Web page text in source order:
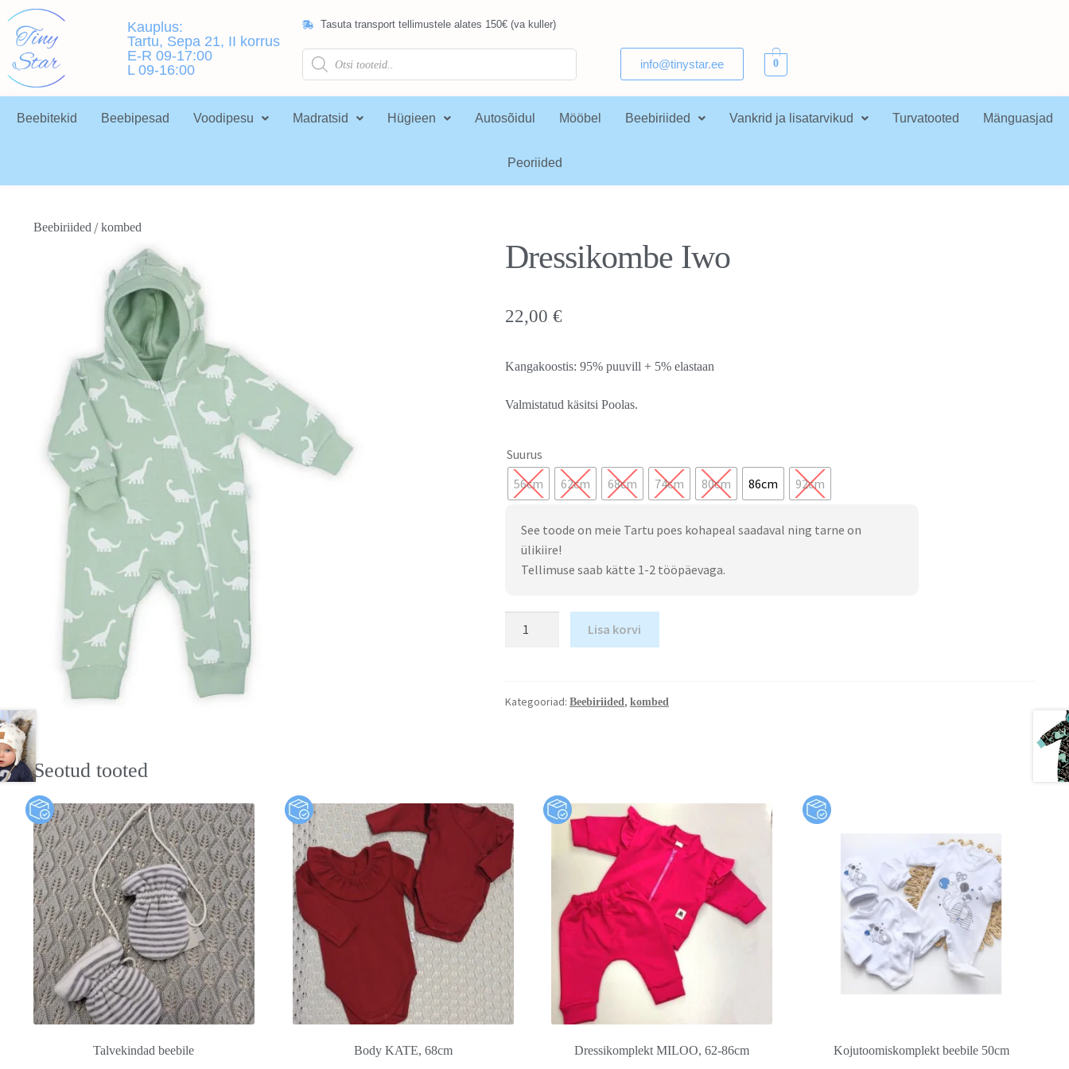
Kauplus:
Tartu, Sepa 21, II korrus
E-R 09-17:00
L 09-16:00
Tasuta transport tellimustele alates 150€ (va kuller)
info@tinystar.ee 0
Beebitekid Beebipesad Voodipesu Madratsid Hügieen Autosõidul Mööbel Beebiriided Vankrid ja lisatarvikud Turvatooted Mänguasjad
Peoriided
Beebiriided/kombed
Dressikombe Iwo
22,00 €
Kangakoostis: 95% puuvill + 5% elastaan
Valmistatud käsitsi Poolas.
Suurus
56cm
62cm 68cm 74cm 80cm 86cm 92cm
See toode on meie Tartu poes kohapeal saadaval ning tarne on
ülikiire!
Tellimuse saab kätte 1-2 tööpäevaga.
Lisa korvi
Kategooriad: Beebiriided, kombed
Seotud tooted
Talvekindad beebile Body KATE, 68cm Dressikomplekt MILOO, 62-86cm Kojutoomiskomplekt beebile 50cm